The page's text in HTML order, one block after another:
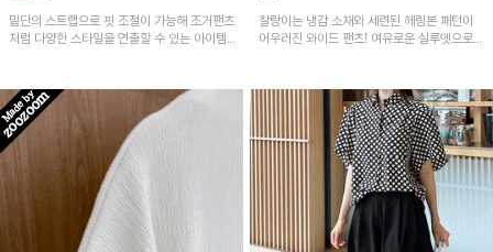
밑단의 스트랩으로 핏 조절이 가능해 조거팬츠
처럼 다양한 스타일을 연출할 수 있는 아이템!
찰랑이는 냉감 소재와 세련된 헤링본 패턴이
어우러진 와이드 팬츠! 여유로운 실루엣으로
다.